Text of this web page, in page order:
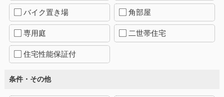
バイク置き場 角部屋
専用庭 二世帯住宅
住宅性能保証付
条件・その他